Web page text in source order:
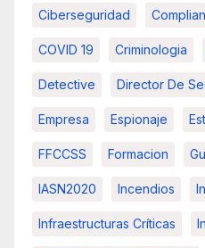
Ciberseguridad
COVID 19 Criminologia
Detective Director De
Empresa Espionaje
FFCCSS Formacion
IASN2020 Incendios
Infraestructuras Críticas